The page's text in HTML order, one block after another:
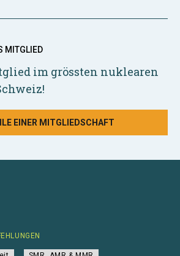
MITGLIED
im grössten nuklearen
EINER MITGLIEDSCHAFT